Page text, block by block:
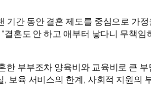
간 동안 결혼 제도를 중심으로 가
혼도 안 하고 애부터 낳다니 무책
부부조차 양육비와 교육비로 큰
보육 서비스의 한계, 사회적 지원의